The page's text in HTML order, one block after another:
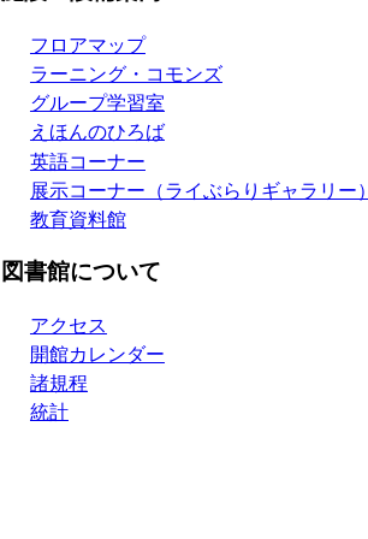
フロアマップ
ラーニング・コモンズ
グループ学習室
えほんのひろば
英語コーナー
展示コーナー（ライぶらりギャラリー）
教育資料館
図書館について
アクセス
開館カレンダー
諸規程
統計